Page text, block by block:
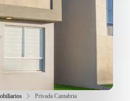
Privada Cantabria